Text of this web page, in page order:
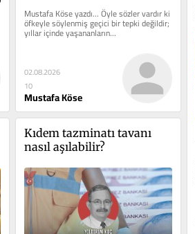
Mustafa Köse yazdı… Öyle sözler vardır ki
öfkeyle söylenmiş geçici bir tepki değildir;
yıllar içinde yaşananların...
02.08.2026
10
Mustafa Köse
Kıdem tazminatı tavanı
nasıl aşılabilir?